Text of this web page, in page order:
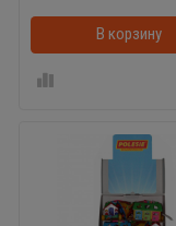
В корзину